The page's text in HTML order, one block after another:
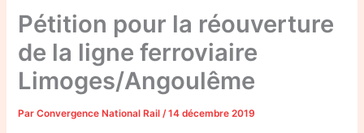
Pétition pour la réouverture
de la ligne ferroviaire
Limoges/Angoulême
ParConvergence National Rail/14 décembre 2019